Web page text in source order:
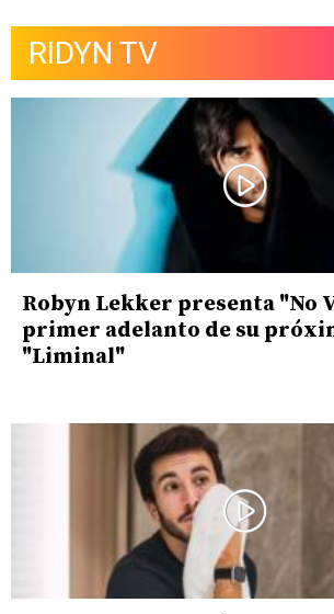
RIDYN TV
Robyn Lekker presenta "No
primer adelanto de su
"Liminal"